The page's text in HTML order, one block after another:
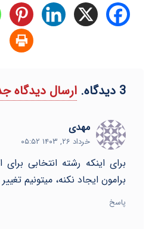
3 دیدگاه. ارسال دیدگاه
مهدی
خرداد ۲۶, ۱۴۰۳ ۰۵:۵۲
برای اینکه رشته انتخابی
برامون ایجاد نکنه، میتونیم
پاسخ